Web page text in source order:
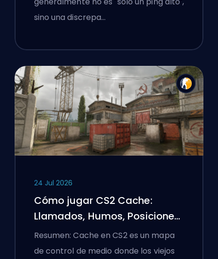
sino una discrepa…
24 Jul 2026
Cómo jugar CS2 Cache:
Llamados, Humos, Posiciones
y Consejos Premier
Resumen: Cache en CS2 es un mapa
de control de medio donde los viejos